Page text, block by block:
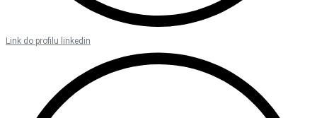
Link do profilu linkedin